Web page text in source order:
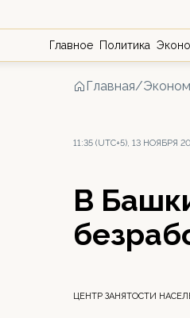
Главное Политика
Главная/
11:35 (UTC+5), 13 НОЯБРЯ
В
ЦЕНТР ЗАНЯТОСТИ